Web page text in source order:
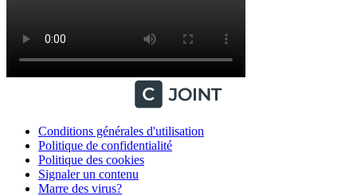
Conditions générales d'utilisation
Politique de confidentialité
Politique des cookies
Signaler un contenu
Marre des virus?